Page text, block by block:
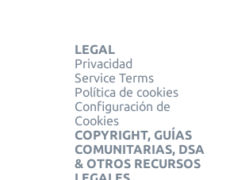
LEGAL
Privacidad
Service Terms
Política de cookies
Configuración de
Cookies
COPYRIGHT, GUÍAS
COMUNITARIAS, DSA
& OTROS RECURSOS